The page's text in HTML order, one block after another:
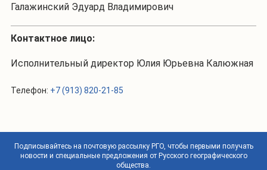
Галажинский Эдуард Владимирович
Контактное лицо:
Исполнительный директор Юлия Юрьевна Калюжная
Телефон: +7 (913) 820-21-85
Подписывайтесь на почтовую рассылку РГО, чтобы первыми получать
новости и специальные предложения от Русского географического
общества.